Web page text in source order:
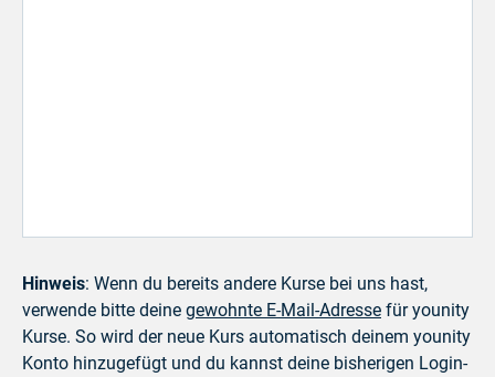
Hinweis: Wenn du bereits andere Kurse bei uns hast,
verwende bitte deine gewohnte E-Mail-Adresse für younity
Kurse. So wird der neue Kurs automatisch deinem younity
Konto hinzugefügt und du kannst deine bisherigen Login-